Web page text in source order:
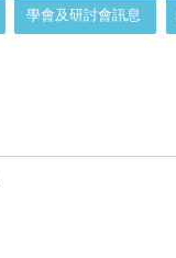
學會及研討會訊息